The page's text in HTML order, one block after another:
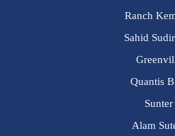
Ranch
Sahid
Quantis
Sunter
Alam